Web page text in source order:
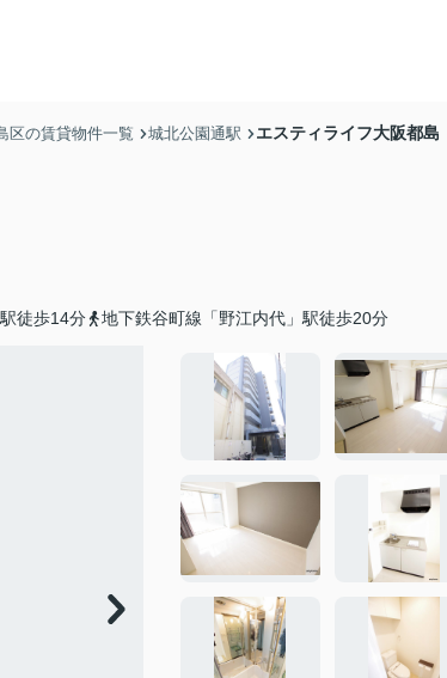
区の賃貸物件一覧 城北公園通駅 エスティライフ大阪都
徒歩14分 地下鉄谷町線「野江内代」駅徒歩20分